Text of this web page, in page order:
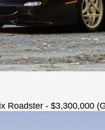
Roadster - $3,300,000